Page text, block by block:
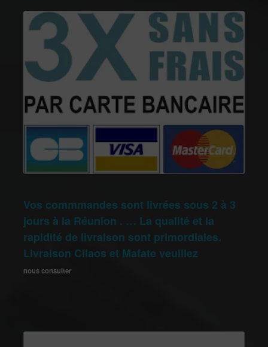
Vos commmandes sont livrées sous 2 à 3
jours à la Réunion . … La qualité et la
rapidité de livraison sont primordiales.
Livraison Cilaos et Mafate veuillez
nous consulter